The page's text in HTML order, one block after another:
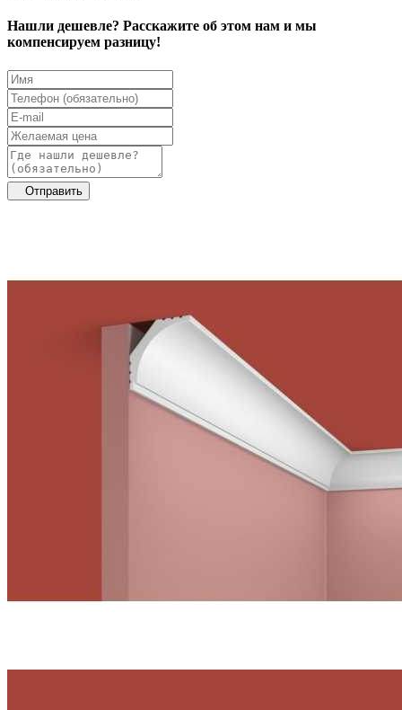
Нашли дешевле? Расскажите об этом нам и мы
компенсируем разницу!
Отправить